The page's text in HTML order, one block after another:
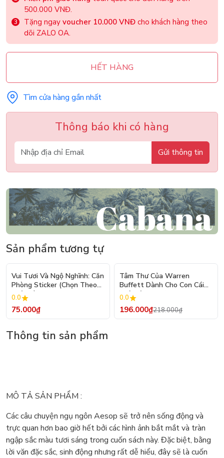
500.000 VNĐ.
Tặng ngay voucher 10.000 VNĐ cho khách hàng theo
dõi ZALO OA.
HẾT HÀNG
Tìm cửa hàng gần nhất
Thông báo khi có hàng
Gửi thông tin
Sản phẩm tương tự
Vui Tươi Và Ngộ Nghĩnh: Căn
Phòng Sticker (Chọn Theo
Chủ Đề) - Hơn 250 Sticker
0.0
75.000₫
Tâm Thư Của Warren
Buffett Dành Cho Con Cái
(Tái Bản 2026)
0.0
196.000₫218.000₫
Thông tin sản phẩm
MÔ TẢ SẢN PHẨM :
Các câu chuyện ngụ ngôn Aesop sẽ trở nên sống động và
trực quan hơn bao giờ hết bởi các hình ảnh bắt mắt và tràn
ngập sắc màu tươi sáng trong cuốn sách này. Đặc biệt, bằng
lời văn đặc sắc, sinh động nhưng rất dễ hiểu, đây sẽ là cuốn